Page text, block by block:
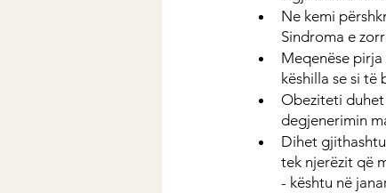
Ne kemi
Sindroma e
Meqenëse
këshilla se si të
Obeziteti duhet
degjenerimin
Dihet
tek njerëzit që
- kështu në